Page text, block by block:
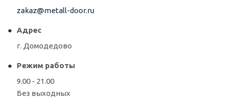
zakaz@metall-door.ru
Адрес
г. Домодедово
Режим работы
9.00 - 21.00
Без выходных